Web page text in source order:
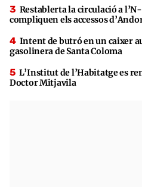
Restablerta la circulació a
compliquen els accessos
Intent de butró en un caixer
gasolinera de Santa Coloma
L’Institut de l’Habitatge es
Doctor Mitjavila